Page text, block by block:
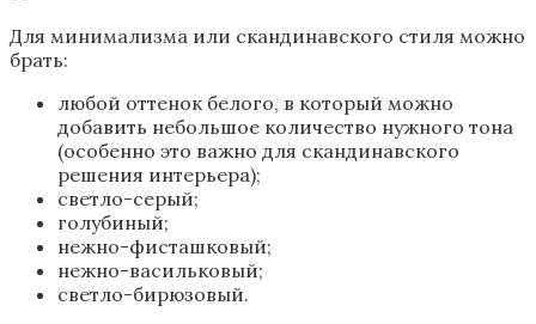
Для минимализма или скандинавского стиля можно
брать:
любой оттенок белого, в который можно
добавить небольшое количество нужного тона
(особенно это важно для скандинавского
решения интерьера);
светло-серый;
голубиный;
нежно-фисташковый;
нежно-васильковый;
светло-бирюзовый.